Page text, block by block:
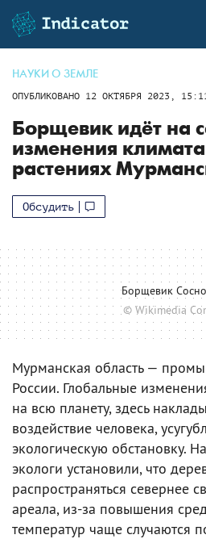
НАУКИ О ЗЕМЛЕ
ОПУБЛИКОВАНО 12 ОКТЯБРЯ 2023,
Борщевик идёт на
изменения
растениях
Обсудить
Борщевик
© Wikimedia
Мурманская область —
России. Глобальные
на всю планету, здесь
воздействие человека,
экологическую обстановку.
экологи установили, что
распространяться севернее
ареала, из-за повышения
температур чаще случаются